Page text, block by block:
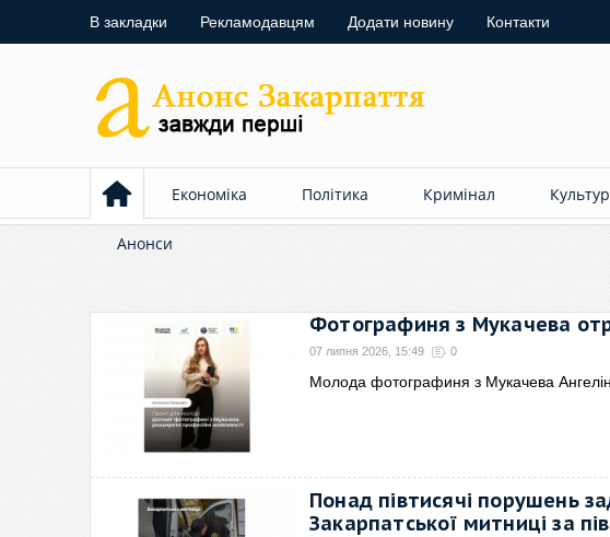
В закладки Рекламодавцям Додати новину Контакти
Економіка Політика Кримінал
Анонси
Фотографиня з Мукачева
07 липня 2026, 15:49 0
Молода фотографиня з Мукачева
Понад півтисячі порушень
Закарпатської митниці за